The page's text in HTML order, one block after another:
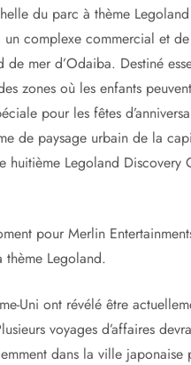
du parc à thème
un complexe commercial et
mer d’Odaiba. Destiné
zones où les enfants
pour les fêtes
de paysage urbain de la
Legoland Discovery
pour Merlin
Legoland.
Uni ont révélé être
voyages d’affaires
dans la ville